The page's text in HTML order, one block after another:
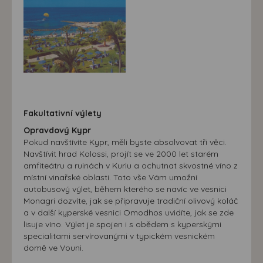
Fakultativní výlety
Opravdový Kypr
Pokud navštívíte Kypr, měli byste absolvovat tři věci.
Navštívit hrad Kolossi, projít se ve 2000 let starém
amfiteátru a ruinách v Kuriu a ochutnat skvostné víno z
místní vinařské oblasti. Toto vše Vám umožní
autobusový výlet, během kterého se navíc ve vesnici
Monagri dozvíte, jak se připravuje tradiční olivový koláč
a v další kyperské vesnici Omodhos uvidíte, jak se zde
lisuje víno. Výlet je spojen i s obědem s kyperskými
specialitami servírovanými v typickém vesnickém
domě ve Vouni.